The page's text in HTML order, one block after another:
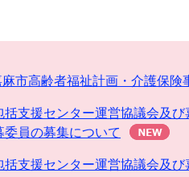
市高齢者福祉計画・介護保険
括支援センター運営協議会及
委員の募集について
括支援センター運営協議会及